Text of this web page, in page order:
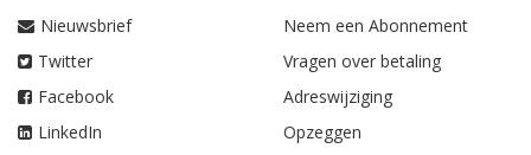
Nieuwsbrief
Twitter
Facebook
LinkedIn
Neem een Abonnement
Vragen over betaling
Adreswijziging
Opzeggen